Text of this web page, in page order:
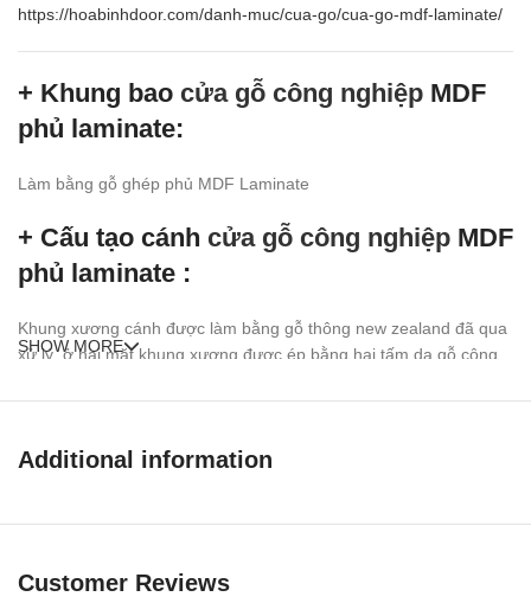
https://hoabinhdoor.com/danh-muc/cua-go/cua-go-mdf-laminate/
+ Khung bao cửa gỗ công nghiệp MDF
phủ laminate:
Làm bằng gỗ ghép phủ MDF Laminate
+ Cấu tạo cánh cửa gỗ công nghiệp MDF
phủ laminate :
Khung xương cánh được làm bằng gỗ thông new zealand đã qua
xử lý, ở hai mặt khung xương được ép bằng hai tấm da gỗ công
lý và trộn keo chuyên dụng ép ở nhiệt độ và áp suất trung bình
SHOW MORE
Additional information
Customer Reviews